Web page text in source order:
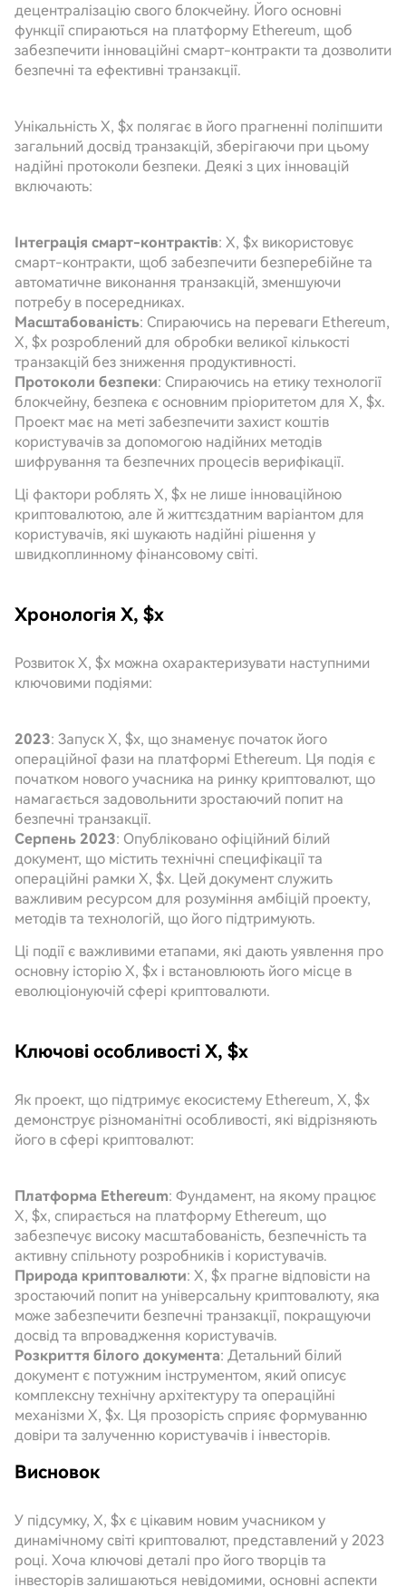
децентралізацію свого блокчейну. Його основні
функції спираються на платформу Ethereum, щоб
забезпечити інноваційні смарт-контракти та дозволити
безпечні та ефективні транзакції.
Унікальність X, $x полягає в його прагненні поліпшити
загальний досвід транзакцій, зберігаючи при цьому
надійні протоколи безпеки. Деякі з цих інновацій
включають:
Інтеграція смарт-контрактів: X, $x використовує
смарт-контракти, щоб забезпечити безперебійне та
автоматичне виконання транзакцій, зменшуючи
потребу в посередниках.
Масштабованість: Спираючись на переваги Ethereum,
X, $x розроблений для обробки великої кількості
транзакцій без зниження продуктивності.
Протоколи безпеки: Спираючись на етику технології
блокчейну, безпека є основним пріоритетом для X, $x.
Проект має на меті забезпечити захист коштів
користувачів за допомогою надійних методів
шифрування та безпечних процесів верифікації.
Ці фактори роблять X, $x не лише інноваційною
криптовалютою, але й життєздатним варіантом для
користувачів, які шукають надійні рішення у
швидкоплинному фінансовому світі.
Хронологія X, $x
Розвиток X, $x можна охарактеризувати наступними
ключовими подіями:
2023: Запуск X, $x, що знаменує початок його
операційної фази на платформі Ethereum. Ця подія є
початком нового учасника на ринку криптовалют, що
намагається задовольнити зростаючий попит на
безпечні транзакції.
Серпень 2023: Опубліковано офіційний білий
документ, що містить технічні специфікації та
операційні рамки X, $x. Цей документ служить
важливим ресурсом для розуміння амбіцій проекту,
методів та технологій, що його підтримують.
Ці події є важливими етапами, які дають уявлення про
основну історію X, $x і встановлюють його місце в
еволюціонуючій сфері криптовалюти.
Ключові особливості X, $x
Як проект, що підтримує екосистему Ethereum, X, $x
демонструє різноманітні особливості, які відрізняють
його в сфері криптовалют:
Платформа Ethereum: Фундамент, на якому працює
X, $x, спирається на платформу Ethereum, що
забезпечує високу масштабованість, безпечність та
активну спільноту розробників і користувачів.
Природа криптовалюти: X, $x прагне відповісти на
зростаючий попит на універсальну криптовалюту, яка
може забезпечити безпечні транзакції, покращуючи
досвід та впровадження користувачів.
Розкриття білого документа: Детальний білий
документ є потужним інструментом, який описує
комплексну технічну архітектуру та операційні
механізми X, $x. Ця прозорість сприяє формуванню
довіри та залученню користувачів і інвесторів.
Висновок
У підсумку, X, $x є цікавим новим учасником у
динамічному світі криптовалют, представлений у 2023
році. Хоча ключові деталі про його творців та
інвесторів залишаються невідомими, основні аспекти